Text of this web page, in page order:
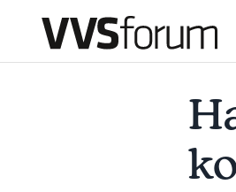
Prenumerera
Hantera
HAN BLIR ASSEMBLINS NYE